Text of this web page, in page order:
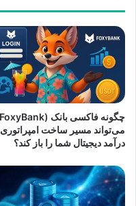
می‌تواند مسیر ساخت امپراتوری
درآمد دیجیتال شما را باز کند؟